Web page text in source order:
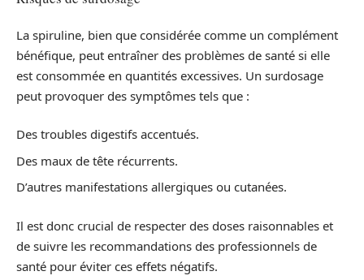
La spiruline, bien que considérée comme un complément
bénéfique, peut entraîner des problèmes de santé si elle
est consommée en quantités excessives. Un surdosage
peut provoquer des symptômes tels que :
Des troubles digestifs accentués.
Des maux de tête récurrents.
D’autres manifestations allergiques ou cutanées.
Il est donc crucial de respecter des doses raisonnables et
de suivre les recommandations des professionnels de
santé pour éviter ces effets négatifs.